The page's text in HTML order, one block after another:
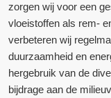
zorgen wij voor een
vloeistoffen als rem-
verbeteren wij
duurzaamheid en
hergebruik van de
bijdrage aan de